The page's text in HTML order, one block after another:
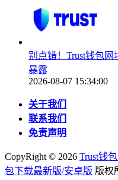
别点错！Trust钱包
暴露
2026-08-07 15:34:00
关于我们
联系我们
免责声明
CopyRight © 2026 Trust钱
包下载最新版/安卓版 版权